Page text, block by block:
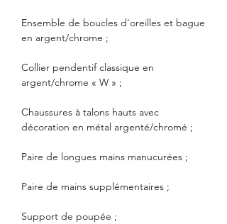
Ensemble de boucles d'oreilles et bague
en argent/chrome ;
Collier pendentif classique en
argent/chrome « W » ;
Chaussures à talons hauts avec
décoration en métal argenté/chromé ;
Paire de longues mains manucurées ;
Paire de mains supplémentaires ;
Support de poupée ;